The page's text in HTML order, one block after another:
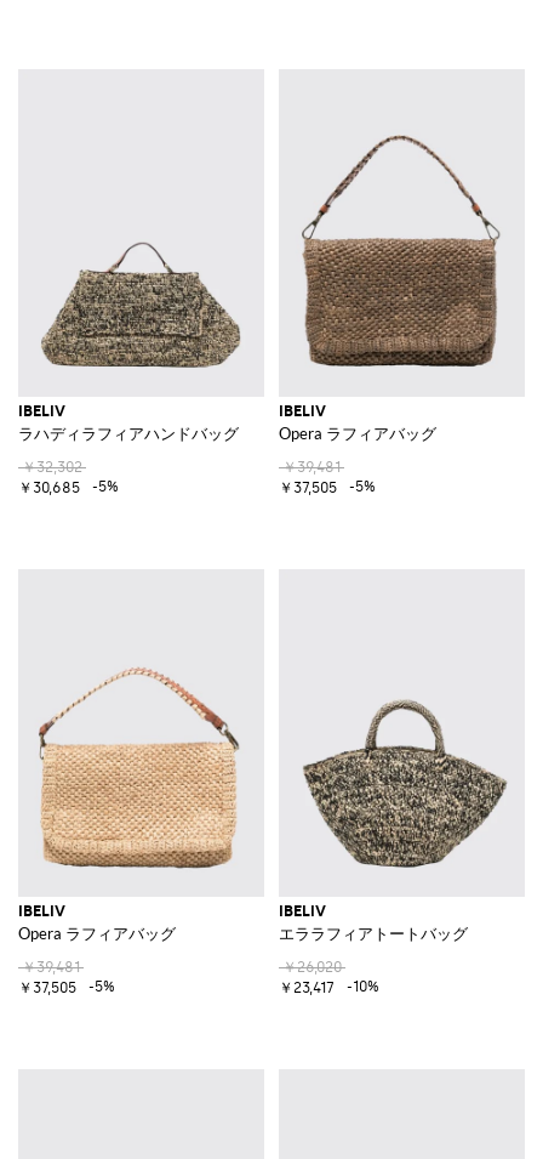
IBELIV
ラハディラフィアハンドバッグ
￥32,302
￥30,685
-5%
IBELIV
Opera ラフィアバッグ
￥39,481
￥37,505
-5%
IBELIV
Opera ラフィアバッグ
￥39,481
￥37,505
-5%
IBELIV
エララフィアトートバッグ
￥26,020
￥23,417
-10%